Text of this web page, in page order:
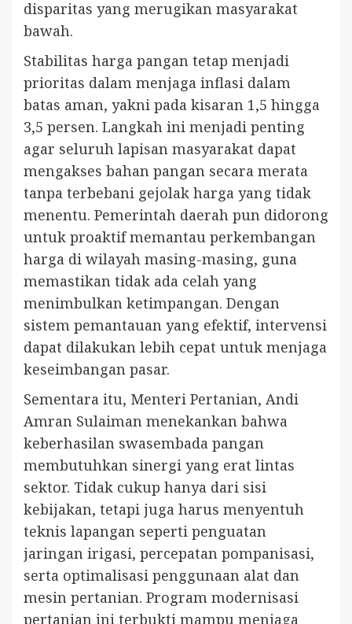
disparitas yang merugikan masyarakat
bawah.
Stabilitas harga pangan tetap menjadi
prioritas dalam menjaga inflasi dalam
batas aman, yakni pada kisaran 1,5 hingga
3,5 persen. Langkah ini menjadi penting
agar seluruh lapisan masyarakat dapat
mengakses bahan pangan secara merata
tanpa terbebani gejolak harga yang tidak
menentu. Pemerintah daerah pun didorong
untuk proaktif memantau perkembangan
harga di wilayah masing-masing, guna
memastikan tidak ada celah yang
menimbulkan ketimpangan. Dengan
sistem pemantauan yang efektif, intervensi
dapat dilakukan lebih cepat untuk menjaga
keseimbangan pasar.
Sementara itu, Menteri Pertanian, Andi
Amran Sulaiman menekankan bahwa
keberhasilan swasembada pangan
membutuhkan sinergi yang erat lintas
sektor. Tidak cukup hanya dari sisi
kebijakan, tetapi juga harus menyentuh
teknis lapangan seperti penguatan
jaringan irigasi, percepatan pompanisasi,
serta optimalisasi penggunaan alat dan
mesin pertanian. Program modernisasi
pertanian ini terbukti mampu menjaga